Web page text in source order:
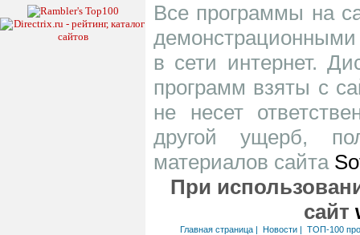
Все программы на
в сети интернет.
программ взяты с
не несет
другой ущерб,
материалов сайта
При
сайт
Главная страница| Новости| ТОП-100